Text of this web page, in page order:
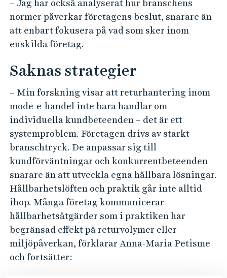
– Jag har också analyserat hur branschens
normer påverkar företagens beslut, snarare än
att enbart fokusera på vad som sker inom
enskilda företag.
Saknas strategier
– Min forskning visar att returhantering inom
mode-e-handel inte bara handlar om
individuella kundbeteenden – det är ett
systemproblem. Företagen drivs av starkt
branschtryck. De anpassar sig till
kundförväntningar och konkurrentbeteenden
snarare än att utveckla egna hållbara lösningar.
Hållbarhetslöften och praktik går inte alltid
ihop. Många företag kommunicerar
hållbarhetsåtgärder som i praktiken har
begränsad effekt på returvolymer eller
miljöpåverkan, förklarar Anna-Maria Petisme
och fortsätter: